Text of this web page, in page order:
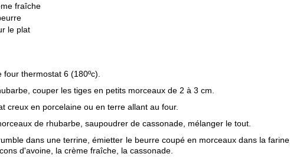
fraîche
le plat
four thermostat 6 (180ºc).
couper les tiges en petits morceaux de 2 à 3 cm.
creux en porcelaine ou en terre allant au four.
de rhubarbe, saupoudrer de cassonade, mélanger le tout.
dans une terrine, émietter le beurre coupé en morceaux dans la farine,
d'avoine, la crème fraîche, la cassonade.